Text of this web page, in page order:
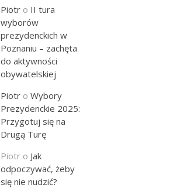
Piotr o II tura
wyborów
prezydenckich w
Poznaniu – zachęta
do aktywności
obywatelskiej
Piotr o Wybory
Prezydenckie 2025:
Przygotuj się na
Drugą Turę
Piotr o Jak
odpoczywać, żeby
się nie nudzić?